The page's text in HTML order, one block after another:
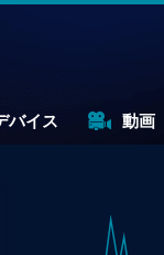
バイス 動画